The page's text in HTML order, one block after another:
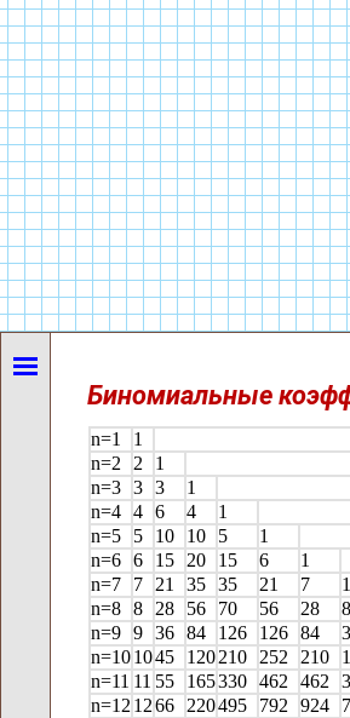
Биномиальные
n=1
1
n=2
2
1
n=3 3 3
1
n=4 4 6 4
1
n=5
5 10 10 5
1
n=6 6 15 20 15 6
1
n=7
7 21 35 35 21 7
1
n=8 8 28 56 70 56 28 8
n=9 9 36 84 126 126 84
n=101045 120210 252 210
n=11 11 55 165330 462 462
n=12 1266 220495 792 924